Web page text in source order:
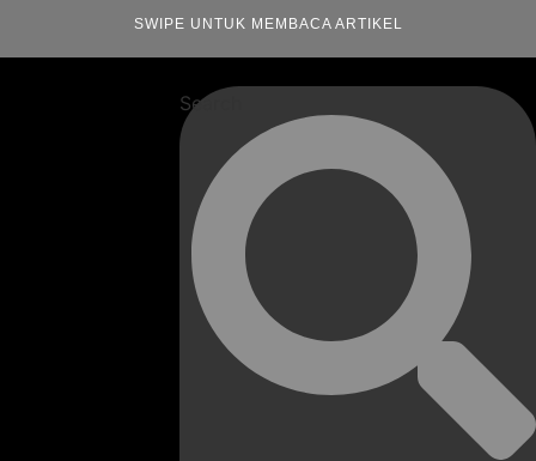
SWIPE UNTUK MEMBACA ARTIKEL
Search